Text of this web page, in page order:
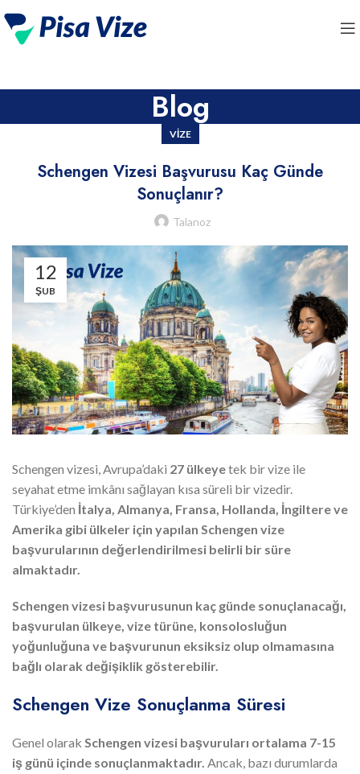
Blog
VIZE
Schengen Vizesi Başvurusu Kaç Günde
Sonuçlanır?
Talanoz
12
ŞUB
Schengen vizesi, Avrupa’daki 27 ülkeyetek bir vize ile
seyahat etme imkânı sağlayan kısa süreli bir vizedir.
Türkiye’den İtalya, Almanya, Fransa, Hollanda, İngiltere ve
Amerika gibi ülkeler için yapılan Schengen vize
başvurularının değerlendirilmesi belirli bir süre
almaktadır.
Schengen vizesi başvurusunun kaç günde sonuçlanacağı,
başvurulan ülkeye, vize türüne, konsolosluğun
yoğunluğuna ve başvurunun eksiksiz olup olmamasına
bağlı olarak değişiklik gösterebilir.
Schengen Vize Sonuçlanma Süresi
Genel olarak Schengen vizesi başvuruları ortalama 7-15
iş günü içinde sonuçlanmaktadır. Ancak, bazı durumlarda